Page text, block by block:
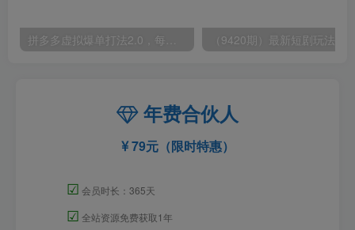
年费合伙人
79元（限时特惠）
☑ 会员时长：365天
☑ 全站资源免费获取1年